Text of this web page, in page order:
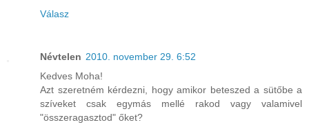
Válasz
Névtelen 2010. november 29. 6:52
Kedves Moha!
Azt szeretném kérdezni, hogy amikor beteszed a sütőbe a
szíveket csak egymás mellé rakod vagy valamivel
"összeragasztod" őket?